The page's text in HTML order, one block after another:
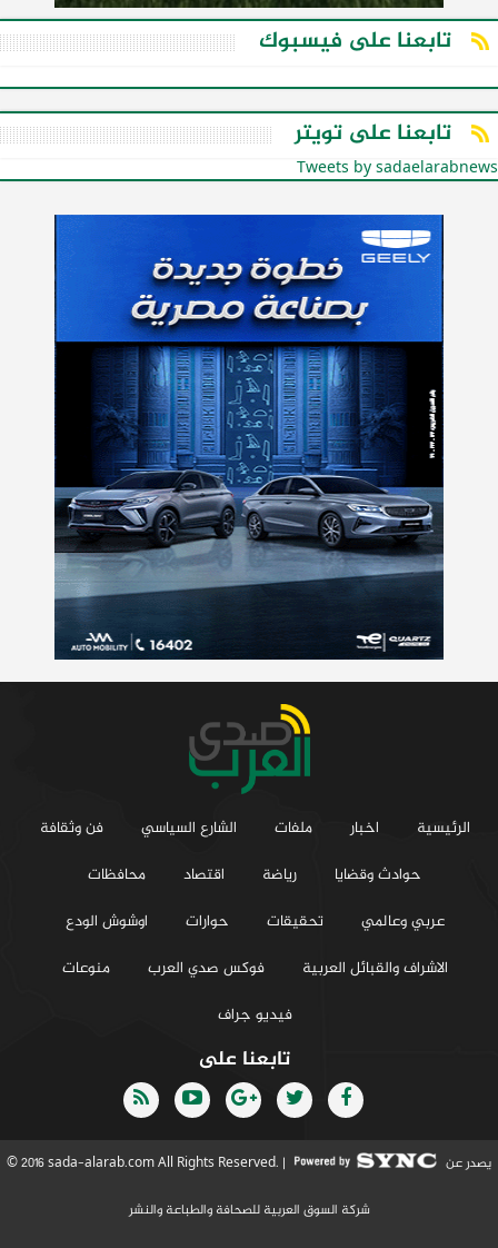
تابعنا على فيسبوك
تابعنا على تويتر
Tweets by sadaelarabnews
الرئيسية اخبار ملفات الشارع السياسي
فن وثقافة
حوادث وقضايا
رياضة اقتصاد
محافظات
عربي وعالمي
تحقيقات حوارات
اوشوش الودع
الاشراف والقبائل العربية
فوكس صدي العرب
منوعات
فيديو جراف
تابعنا على
© 2016 sada-alarab.com All Rights Reserved. | يصدر عن
شركة السوق العربية للصحافة والطباعة والنشر